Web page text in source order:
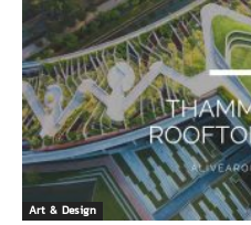
Art & Design